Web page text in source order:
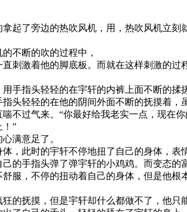
起了旁边的热吹风机，用，热吹风机立刻
不断的吹的过程中，
刺激着他的脚底板。而就在这样刺激的过
手指头轻轻的在宇轩的内裤上面不断的揉
头轻轻的在他的阴间外面不断的抚摸着，
不过气来。“你最好给我老实一点，现在
！”
满意足了。
，此时的宇轩不停地扭了自己的身体，表
的手指头弹了弹宇轩的小鸡鸡。而变态的
服，不停的扭动着自己的身体，但是他根
的抚摸，但是宇轩却什么都做不了，他只